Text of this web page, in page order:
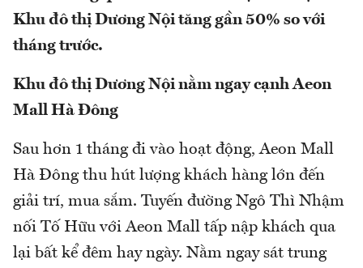
Khu đô thị Dương Nội tăng gần 50% so với
tháng trước.
Khu đô thị Dương Nội nằm ngay cạnh Aeon
Mall Hà Đông
Sau hơn 1 tháng đi vào hoạt động, Aeon Mall
Hà Đông thu hút lượng khách hàng lớn đến
giải trí, mua sắm. Tuyến đường Ngô Thì Nhậm
nối Tố Hữu với Aeon Mall tấp nập khách qua
lại bất kể đêm hay ngày. Nằm ngay sát trung